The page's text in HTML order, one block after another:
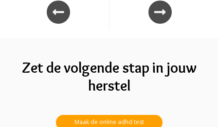
Zet de volgende stap in jouw
herstel
Maak de online adhd test